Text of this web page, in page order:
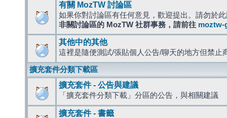
有關 MozTW 討論區
如果你對討論區有任何意見，歡迎提出。請勿於
非關討論區的 MozTW 社群事務，請前往 moztw-
其他中的其他
這裡是隨便測試/張貼個人公告/聊天的地方但禁止
擴充套件分類下載區
擴充套件 - 公告與建議
「擴充套件分類下載」分區的公告，與相關建議
擴充套件 - 書籤